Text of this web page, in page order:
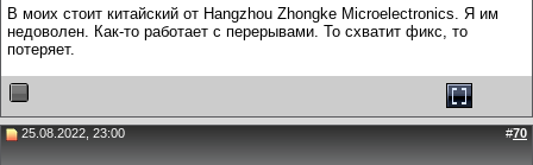
В моих стоит китайский от Hangzhou Zhongke Microelectronics. Я им
недоволен. Как-то работает с перерывами. То схватит фикс, то
потеряет.
25.08.2022, 23:00 #70